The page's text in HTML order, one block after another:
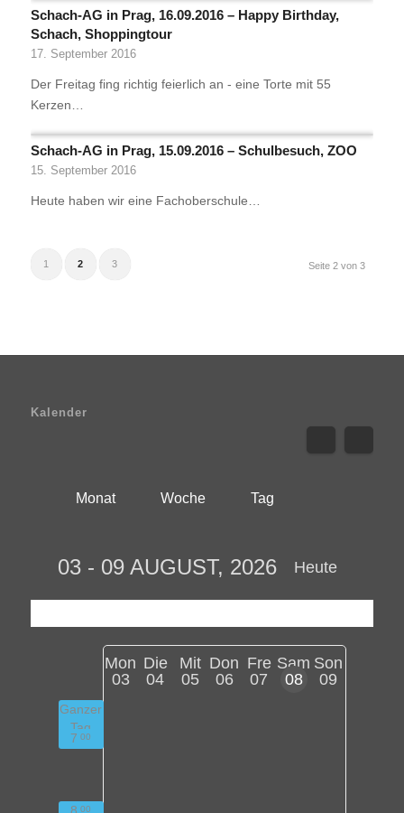
Schach-AG in Prag, 16.09.2016 – Happy Birthday,
Schach, Shoppingtour
17. September 2016
Der Freitag fing richtig feierlich an - eine Torte mit 55
Kerzen…
Schach-AG in Prag, 15.09.2016 – Schulbesuch, ZOO
15. September 2016
Heute haben wir eine Fachoberschule…
Seite 2 von 3
1 2 3
Kalender
Monat Woche Tag
Heute
03 - 09 AUGUST, 2026
Mon
03
Die
04
Mit
05
Don
06
Fre
07
Sam
08
Son
09
Ganzer
Tag
7 00
00